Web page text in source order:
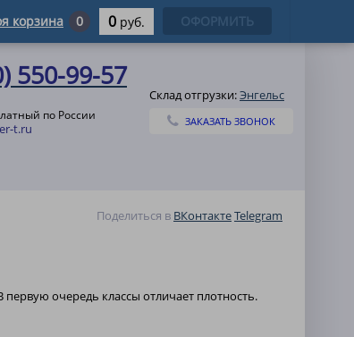
550-99-57
по России
t.ru
Склад отгрузки:Энгельс
ЗАКАЗАТЬ ЗВОНОК
Поделиться в ВКонтактеTelegram
очередь классы отличает плотность.
корзина 0 0 руб. ОФОРМИТЬ